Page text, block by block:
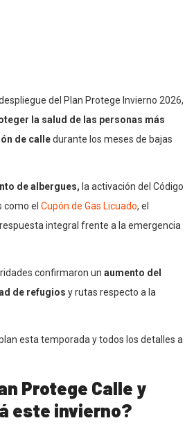
del Plan Protege Invierno 2026,
la salud de las personas más
de calledurante los meses de bajas
de albergues, la activación del Código
como el Cupón de Gas Licuado, el
integral frente a la emergencia
confirmaron un aumento del
de refugios y rutas respecto a la
esta temporada y todos los detalles a
Protege Calle y
este invierno?